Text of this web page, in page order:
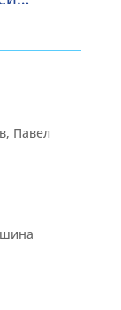
Павел